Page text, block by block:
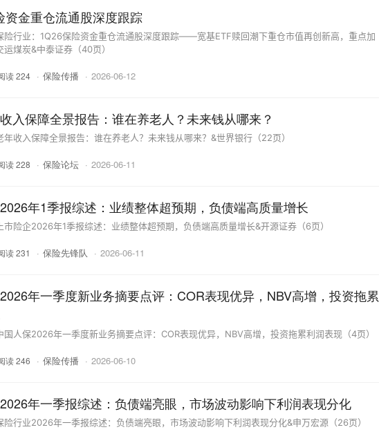
资金重仓流通股深度跟踪
险行业：1Q26保险资金重仓流通股深度跟踪——宽基ETF赎回潮下重仓市值再创新高，重点加
煤炭&中泰证券（40页）
读 224 · 保险传播 · 2026-06-12
入保障全景报告：谁在养老人？未来钱从哪来？
年收入保障全景报告：谁在养老人？未来钱从哪来？&世界银行（22页）
读 228 · 保险论坛 · 2026-06-11
2026年1季报综述：业绩整体超预期，负债端高质量增长
市险企2026年1季报综述：业绩整体超预期，负债端高质量增长&开源证券（6页）
读 231 · 保险先锋队 · 2026-06-11
年一季度新业务摘要点评：COR表现优异，NBV高增，投资拖累
国人保2026年一季度新业务摘要点评：COR表现优异，NBV高增，投资拖累利润表现（4页）
读 246 · 保险传播 · 2026-06-10
年一季报综述：负债端亮眼，市场波动影响下利润表现分化
险行业2026年一季报综述：负债端亮眼，市场波动影响下利润表现分化&申万宏源（26页）